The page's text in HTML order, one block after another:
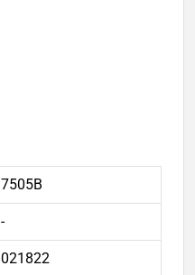
7505B
-
021822